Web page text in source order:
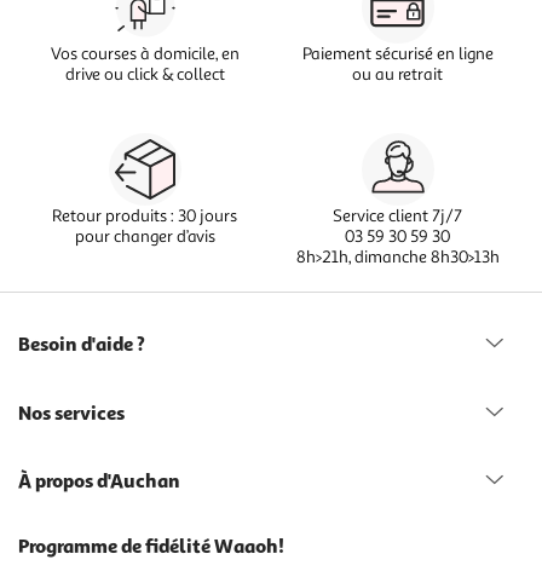
Vos courses à domicile, en
drive ou click & collect
Paiement sécurisé en ligne
ou au retrait
Retour produits : 30 jours
pour changer d’avis
Service client 7j/7
03 59 30 59 30
8h>21h, dimanche 8h30>13h
Besoin d'aide ?
Nos services
À propos d'Auchan
Programme de fidélité Waaoh!